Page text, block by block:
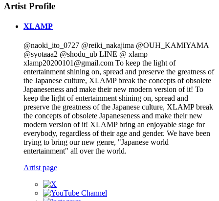
Artist Profile
XLAMP
@naoki_ito_0727 @reiki_nakajima @OUH_KAMIYAMA
@syotaaa2 @shodu_ub LINE @ xlamp
xlamp20200101@gmail.com To keep the light of
entertainment shining on, spread and preserve the greatness of
the Japanese culture, XLAMP break the concepts of obsolete
Japaneseness and make their new modern version of it! To
keep the light of entertainment shining on, spread and
preserve the greatness of the Japanese culture, XLAMP break
the concepts of obsolete Japaneseness and make their new
modern version of it! XLAMP bring an enjoyable stage for
everybody, regardless of their age and gender. We have been
trying to bring our new genre, "Japanese world
entertainment" all over the world.
Artist page